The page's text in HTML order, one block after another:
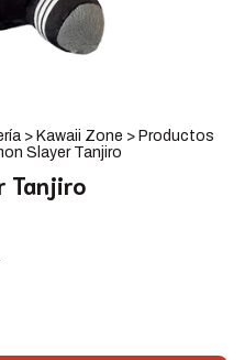
> Kawaii Zone > Productos
Slayer Tanjiro
Tanjiro